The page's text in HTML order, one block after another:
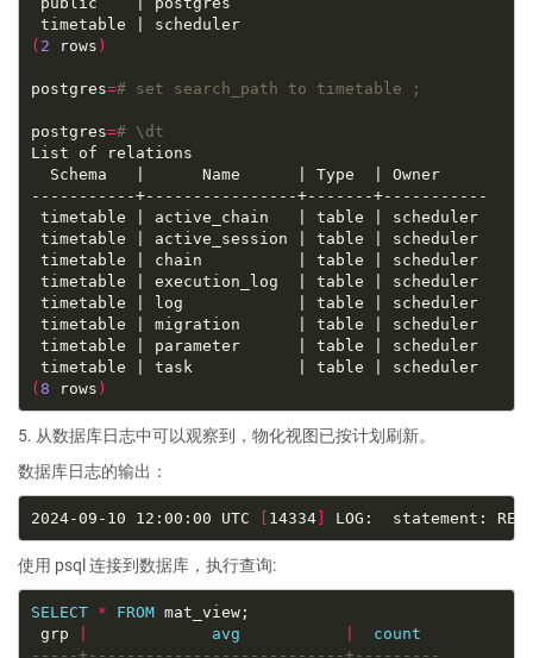
timetable | scheduler
( 2 rows )
postgres=# set search_path to timetable ;
postgres=# \dt
  Schema   |      Name      | Type  | Owner
timetable | active_chain   | table | scheduler
timetable | active_session | table | scheduler
timetable | chain          | table | scheduler
timetable | execution_log  | table | scheduler
timetable | log            | table | scheduler
timetable | migration      | table | scheduler
timetable | parameter      | table | scheduler
timetable | task           | table | scheduler
(8 rows )
5. 从数据库日志中可以观察到，物化视图已按计划刷新。
数据库日志的输出：
2024-09-10 12:00:00 UTC [ 14334]
使用 psql 连接到数据库，执行查询:
SELECT * FROM
grp
avg
count